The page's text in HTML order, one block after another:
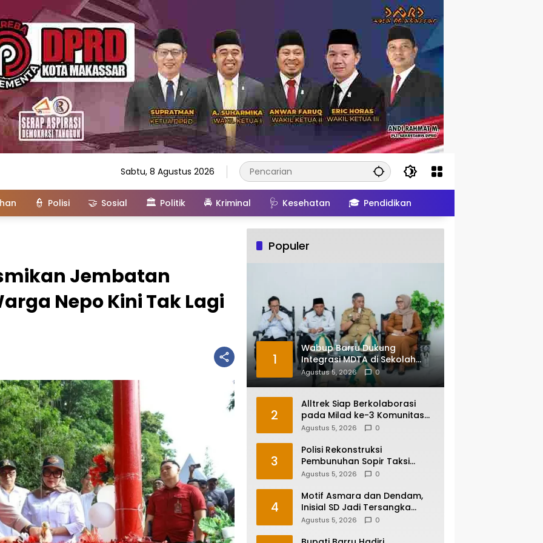
Sabtu, 8 Agustus 2026
👮 Polisi 🤝 Sosial 🏛️ Politik 🚔 Kriminal 🩺 Kesehatan 🎓 Pendidikan
Jembatan
Nepo Kini Tak Lagi
Populer
1
Wabup Barru Dukung
Integrasi MDTA di Sekolah
Umum, Siapkan Regulasi
hingga Tim Khusus
Agustus 5, 2026 0
2
Alltrek Siap Berkolaborasi
pada Milad ke-3 Komunitas
Camping IKA Smandel
Agustus 5, 2026 0
3
Polisi Rekonstruksi
Pembunuhan Sopir Taksi
Online di Maros, Tersangka
Agustus 5, 2026 0
4
Motif Asmara dan Dendam,
Inisial SD Jadi Tersangka
Pembunuhan Sopir Taksi
Agustus 5, 2026 0